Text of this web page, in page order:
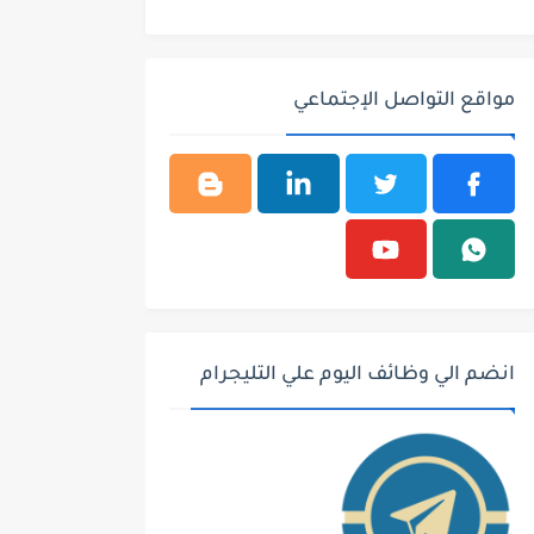
مواقع التواصل الإجتماعي
انضم الي وظائف اليوم علي التليجرام